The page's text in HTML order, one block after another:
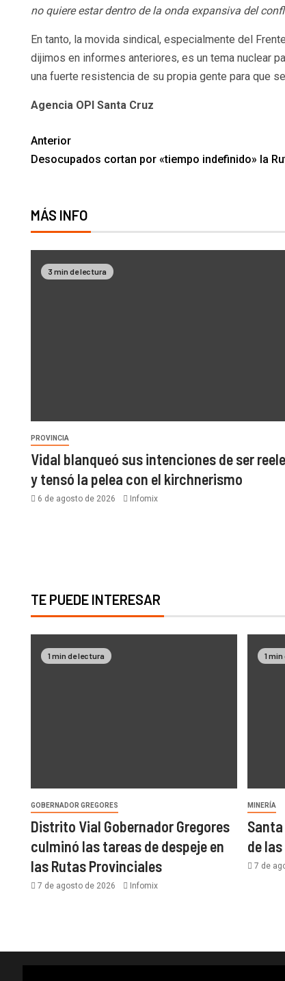
no quiere estar dentro de la onda expansiva del
En tanto, la movida sindical, especialmente del
dijimos en informes anteriores, es un tema nuclear
una fuerte resistencia de su propia gente para que
Agencia OPI Santa Cruz
Anterior
Desocupados cortan por «tiempo indefinido» la
MÁS INFO
3 min de lectura
PROVINCIA
Vidal blanqueó sus intenciones de ser
y tensó la pelea con el kirchnerismo
6 de agosto de 2026 Infomix
TE PUEDE INTERESAR
1 min de lectura
GOBERNADOR GREGORES
Distrito Vial Gobernador Gregores
culminó las tareas de despeje en
las Rutas Provinciales
7 de agosto de 2026 Infomix
1
MINERÍA
de
7 de